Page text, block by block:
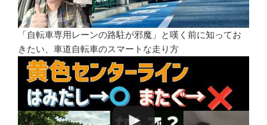
「自転車専用レーンの路駐が邪魔」と嘆く前に知ってお
きたい、車道自転車のスマートな走り方